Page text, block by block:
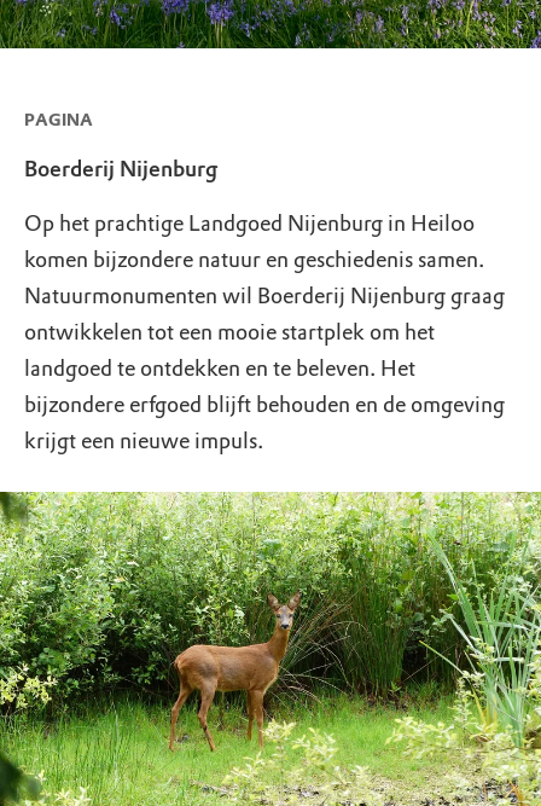
PAGINA
Boerderij Nijenburg
Op het prachtige Landgoed Nijenburg in Heiloo
komen bijzondere natuur en geschiedenis samen.
Natuurmonumenten wil Boerderij Nijenburg graag
ontwikkelen tot een mooie startplek om het
landgoed te ontdekken en te beleven. Het
bijzondere erfgoed blijft behouden en de omgeving
krijgt een nieuwe impuls.